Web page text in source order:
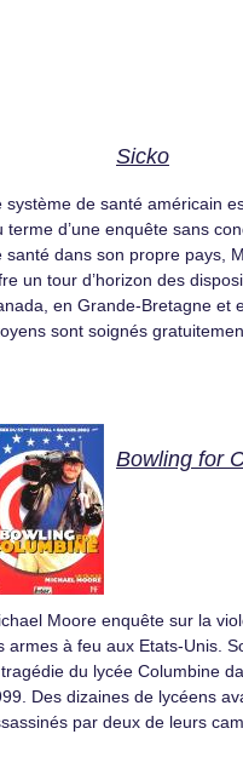
Sicko
système de santé américain
terme d’une enquête sans
santé dans son propre pays,
un tour d’horizon des
en Grande-Bretagne et
sont soignés
Bowling for
Moore enquête sur la
armes à feu aux Etats-Unis.
du lycée Columbine
Des dizaines de lycéens
par deux de leurs